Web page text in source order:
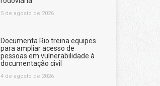
5 de agosto de 2026
Documenta Rio treina equipes
para ampliar acesso de
pessoas em vulnerabilidade à
documentação civil
4 de agosto de 2026